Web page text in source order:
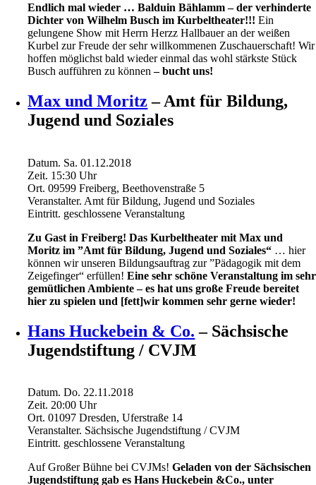
Endlich mal wieder … Balduin Bählamm – der verhinderte
Dichter von Wilhelm Busch im Kurbeltheater!!! Ein
gelungene Show mit Herrn Herzz Hallbauer an der weißen
Kurbel zur Freude der sehr willkommenen Zuschauerschaft! Wir
hoffen möglichst bald wieder einmal das wohl stärkste Stück
Busch aufführen zu können– bucht uns!
Max und Moritz – Amt für Bildung,
Jugend und Soziales
Datum. Sa. 01.12.2018
Zeit. 15:30Uhr
Ort. 09599 Freiberg, Beethovenstraße 5
Veranstalter. Amt für Bildung, Jugend und Soziales
Eintritt. geschlossene Veranstaltung
Zu Gast in Freiberg! Das Kurbeltheater mit Max und
Moritz im ”Amt für Bildung, Jugend und Soziales“ … hier
können wir unseren Bildungsauftrag zur ”Pädagogik mit dem
Zeigefinger“ erfüllen!Eine sehr schöne Veranstaltung im sehr
gemütlichen Ambiente – es hat uns große Freude bereitet
hier zu spielen und [fett]wir kommen sehr gerne wieder!
Hans Huckebein & Co. – Sächsische
Jugendstiftung / CVJM
Datum. Do. 22.11.2018
Zeit. 20:00Uhr
Ort. 01097 Dresden, Uferstraße 14
Veranstalter. Sächsische Jugendstiftung / CVJM
Eintritt. geschlossene Veranstaltung
Auf Großer Bühne bei CVJMs!Geladen von der Sächsischen
Jugendstiftung gab es Hans Huckebein &Co., unter